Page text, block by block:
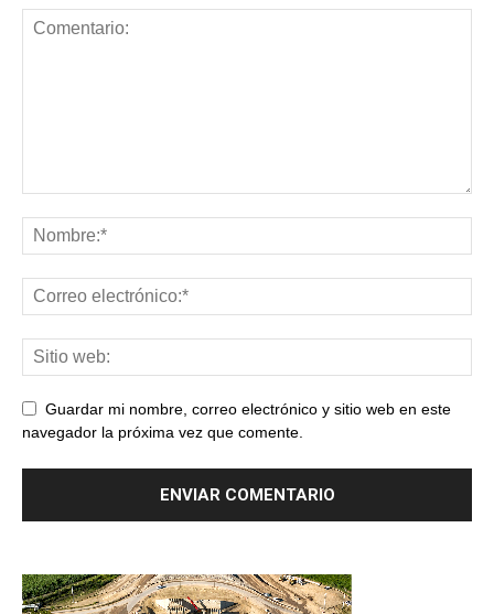
Guardar mi nombre, correo electrónico y sitio web en este
navegador la próxima vez que comente.